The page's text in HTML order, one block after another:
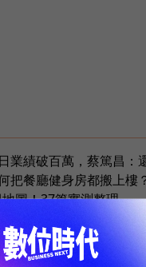
業績破百萬，蔡篤昌：
把餐廳健身房都搬上樓
圖！37篇實測整理，
、提示詞架構全打包
！Opensignal 國際評
好網路？